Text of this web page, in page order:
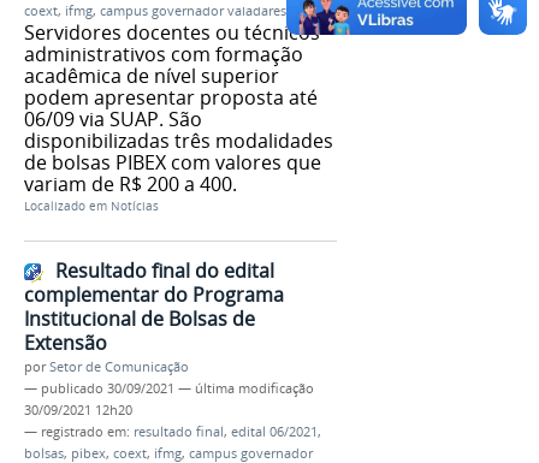
coext, ifmg, campus governador valadares
Servidores docentes ou técnicos
administrativos com formação
acadêmica de nível superior
podem apresentar proposta até
06/09 via SUAP. São
disponibilizadas três modalidades
de bolsas PIBEX com valores que
variam de R$ 200 a 400.
Localizado em Notícias
Resultado final do edital
complementar do Programa
Institucional de Bolsas de
Extensão
porSetor de Comunicação
— publicado 30/09/2021 — última modificação
30/09/2021 12h20
— registrado em: resultado final, edital 06/2021,
bolsas, pibex, coext, ifmg, campus governador